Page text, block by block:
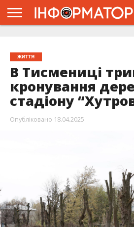
ЖИТТЯ
В Тисмениці
кронування
стадіону
Опубліковано 18.04.2025